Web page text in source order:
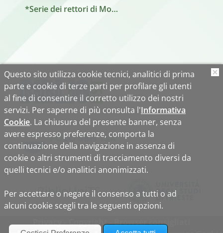
*Serie dei rettori di Monfalcone dal 1269 al 1880. - [Udine] : N. Mantica, 1880 (Udine : Tipografia Giuseppe Seitz). - 1 stampa ; 51x68 cm.
BiblioUniTS
Privacy Copyright
Browser consigliati
Questo sito utilizza cookie tecnici, analitici di prima
parte e cookie di terze parti per profilare gli utenti
al fine di consentire il corretto utilizzo dei nostri
servizi. Per saperne di più consulta l'Informativa
Cookie. La chiusura del presente banner, senza
avere espresso preferenze, comporta la
continuazione della navigazione in assenza di
cookie o altri strumenti di tracciamento diversi da
quelli tecnici e/o analitici anonimizzati.
Per accettare o negare il consenso a tutti o ad
alcuni cookie scegli tra le seguenti opzioni.